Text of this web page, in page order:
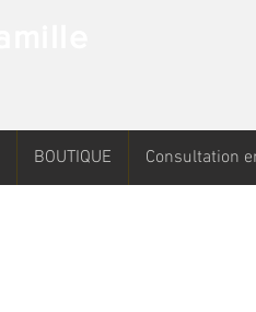
BOUTIQUE Consultation